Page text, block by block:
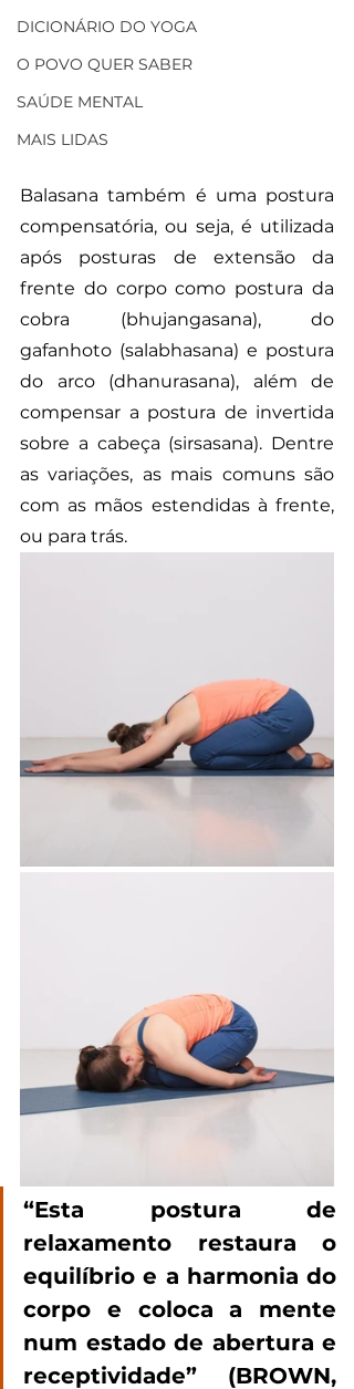
DICIONÁRIO DO YOGA
O POVO QUER SABER
SAÚDE MENTAL
MAIS LIDAS
Balasana também é uma postura
compensatória, ou seja, é utilizada
após posturas de extensão da
frente do corpo como postura da
cobra (bhujangasana), do
gafanhoto (salabhasana) e postura
do arco (dhanurasana), além de
compensar a postura de invertida
sobre a cabeça (sirsasana). Dentre
as variações, as mais comuns são
com as mãos estendidas à frente,
ou para trás.
“Esta postura de
relaxamento restaura o
equilíbrio e a harmonia do
corpo e coloca a mente
num estado de abertura e
receptividade” (BROWN,